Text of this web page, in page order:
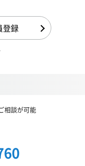
登録
相談が可能